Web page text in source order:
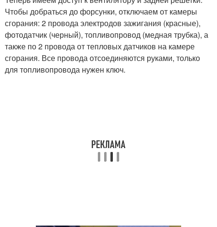
Чтобы добраться до форсунки, отключаем от камеры
сгорания: 2 провода электродов зажигания (красные),
фотодатчик (черный), топливопровод (медная трубка), а
также по 2 провода от тепловых датчиков на камере
сгорания. Все провода отсоединяются руками, только
для топливопровода нужен ключ.